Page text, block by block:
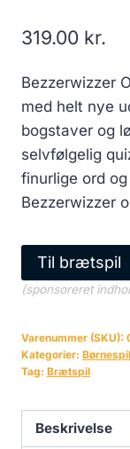
319.00 kr.
Bezzerwizzer
med helt nye
bogstaver og
selvfølgelig
finurlige ord
Bezzerwizzer
Til brætspil
(sponsoreret
Varenummer (SKU):
Kategorier: Børnespil
Tag: Brætspil
Beskrivelse